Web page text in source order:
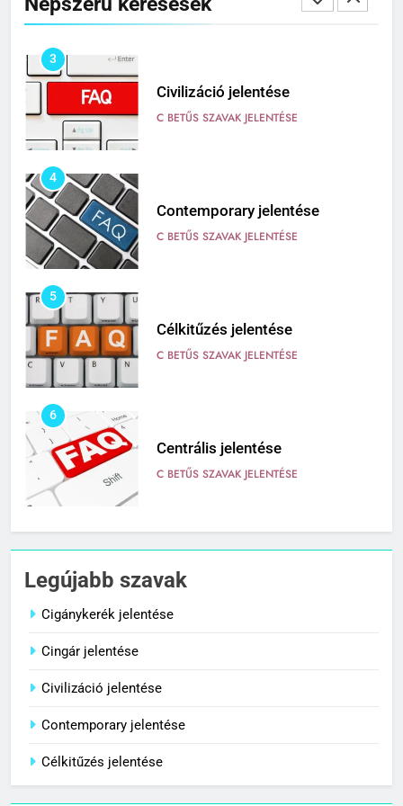
3
Civilizáció jelentése
C BETŰS SZAVAK JELENTÉSE
4
Contemporary jelentése
C BETŰS SZAVAK JELENTÉSE
5
Célkitűzés jelentése
C BETŰS SZAVAK JELENTÉSE
6
Centrális jelentése
C BETŰS SZAVAK JELENTÉSE
7
Céltudatos jelentése
8
Centenárium jelentése
1
Legújabb szavak
Cigánykerék jelentése
Cingár jelentése
Civilizáció jelentése
Contemporary jelentése
Célkitűzés jelentése